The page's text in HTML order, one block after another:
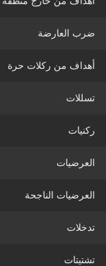
ضرب العارضة
أهداف من ركلات حرة
تسللات
ركنيات
العرضيات
العرضيات الناجحة
تدخلات
تشتيتات